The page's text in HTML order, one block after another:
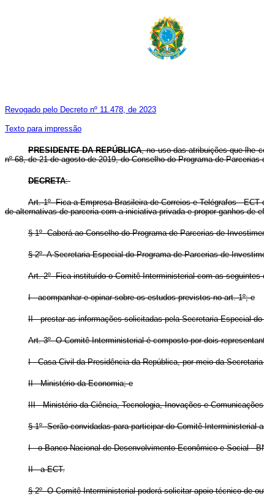
Revogado pelo Decreto nº 11.478, de 2023
Texto para impressão
PRESIDENTE DA REPÚBLICA, no uso das atribuições que lhe
nº 68, de 21 de agosto de 2019, do Conselho do Programa de
DECRETA:
Art. 1º Fica a Empresa Brasileira de Correios e Telégrafos -
de alternativas de parceria com a iniciativa privada e propor ganhos de
§ 1º Caberá ao Conselho do Programa de Parcerias de
§ 2º A Secretaria Especial do Programa de Parcerias de
Art. 2º Fica instituído o Comitê Interministerial com as seguintes
I - acompanhar e opinar sobre os estudos previstos no art. 1º; e
II - prestar as informações solicitadas pela Secretaria Especial
Art. 3º O Comitê Interministerial é composto por dois
I - Casa Civil da Presidência da República, por meio da
II - Ministério da Economia; e
III -Ministério da Ciência, Tecnologia, Inovações e
§ 1º Serão convidadas para participar do Comitê Interministerial
I - o Banco Nacional de Desenvolvimento Econômico e Social -
II - a ECT.
§ 2º O Comitê Interministerial poderá solicitar apoio técnico de